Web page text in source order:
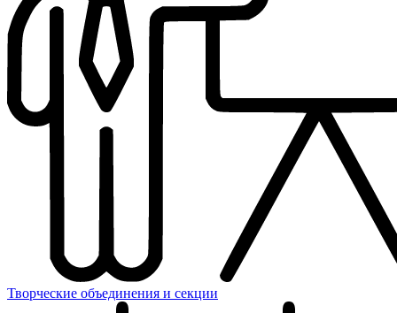
Творческие объединения и секции